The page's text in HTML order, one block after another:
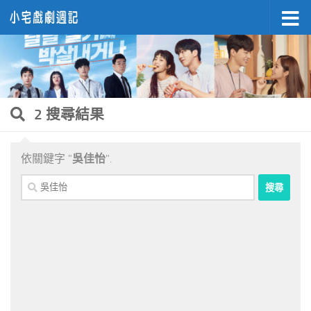
Skip to content
2 搜尋結果
依關鍵字 "吳佳怡".
搜
尋